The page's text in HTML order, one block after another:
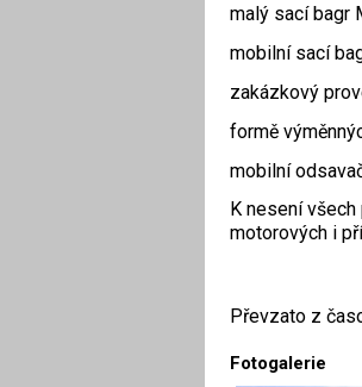
malý sací bagr
mobilní sací
zakázkový
formě
mobilní
K nesení
motorových i
Převzato z
Fotogalerie